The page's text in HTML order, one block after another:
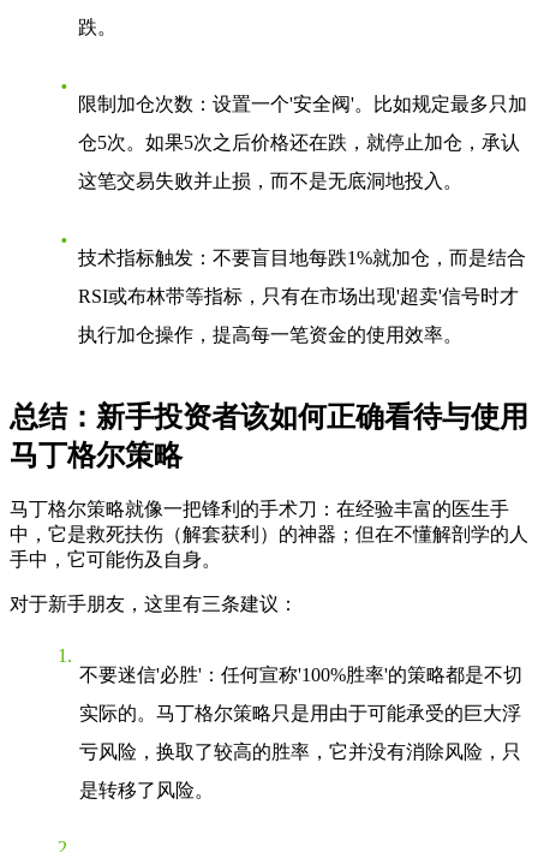
跌。
限制加仓次数 ：设置一个'安全阀'。比如规定最多只加
仓5次。如果5次之后价格还在跌，就停止加仓，承认
这笔交易失败并止损，而不是无底洞地投入。
技术指标触发 ：不要盲目地每跌1%就加仓，而是结合
RSI或布林带等指标，只有在市场出现'超卖'信号时才
执行加仓操作，提高每一笔资金的使用效率。
总结：新手投资者该如何正确看待与使用
马丁格尔策略
马丁格尔策略就像一把锋利的手术刀：在经验丰富的医生手
中，它是救死扶伤（解套获利）的神器；但在不懂解剖学的人
手中，它可能伤及自身。
对于新手朋友，这里有三条建议：
不要迷信'必胜' ：任何宣称'100%胜率'的策略都是不切
实际的。马丁格尔策略只是用由于可能承受的巨大浮
亏风险，换取了较高的胜率，它并没有消除风险，只
是转移了风险。